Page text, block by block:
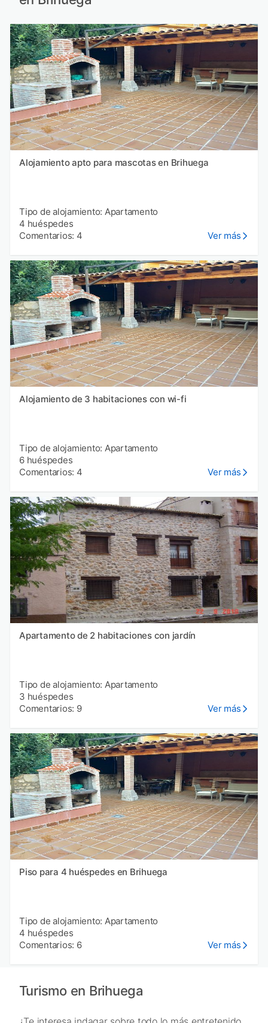
Alojamiento apto para mascotas en Brihuega
Tipo de alojamiento: Apartamento
4 huéspedes
Comentarios: 4
Ver más
Alojamiento de 3 habitaciones con wi-fi
Tipo de alojamiento: Apartamento
6 huéspedes
Comentarios: 4
Ver más
Apartamento de 2 habitaciones con jardín
Tipo de alojamiento: Apartamento
3 huéspedes
Comentarios: 9
Ver más
Piso para 4 huéspedes en Brihuega
Tipo de alojamiento: Apartamento
4 huéspedes
Comentarios: 6
Ver más
Turismo en Brihuega